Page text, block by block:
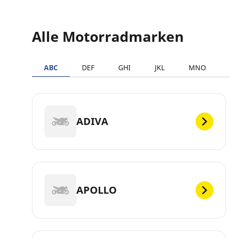
Alle Motorradmarken
ABC DEF GHI JKL MNO
ADIVA
APOLLO